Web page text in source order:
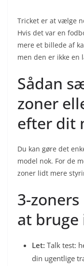
Tricket er at vælge
Hvis det var en
mere et billede af
men den er ikke en
Sådan
zoner
efter dit
Du kan gøre det
model nok. For de
zoner lidt mere
3-
at bruge
Let: Talk test:
din ugentlige